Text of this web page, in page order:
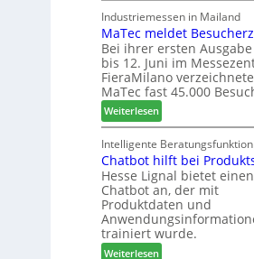
h
r
e
r
r
P
l
a
n
t
a
g
F
r
ä
s
e
r
u
n
d
-
V
e
r
b
i
e
C
a
r
e
-
A
k
i
o
n
s
w
o
Industriemessen in Mailand
MaTec meldet
Bei ihrer ersten
bis 12. Juni im
FieraMilano
MaTec fast 45.000
Weiterlesen:
M
a
T
e
c
m
e
l
d
Intelligente Beratungsfunktion
Chatbot hilft bei
Hesse Lignal bietet
Chatbot an, der mit
Produktdaten und
trainiert wurde.
Weiterlesen: